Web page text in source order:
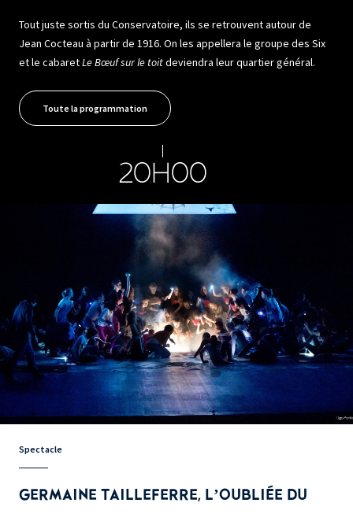
Tout juste sortis du Conservatoire, ils se retrouvent autour de
Jean Cocteau à partir de 1916. On les appellera le groupe des Six
et le cabaretLe Bœuf sur le toitdeviendra leur quartier général.
Toute la programmation
20H00
Spectacle
GERMAINE TAILLEFERRE, L’OUBLIÉE DU